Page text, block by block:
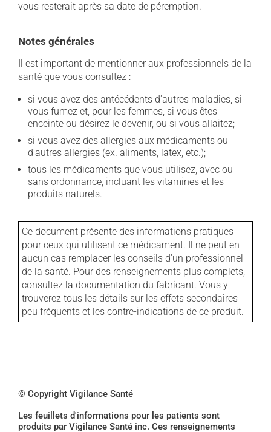
vous resterait après sa date de péremption.
Notes générales
Il est important de mentionner aux professionnels de la
santé que vous consultez :
si vous avez des antécédents d'autres maladies, si
vous fumez et, pour les femmes, si vous êtes
enceinte ou désirez le devenir, ou si vous allaitez;
si vous avez des allergies aux médicaments ou
d'autres allergies (ex. aliments, latex, etc.);
tous les médicaments que vous utilisez, avec ou
sans ordonnance, incluant les vitamines et les
produits naturels.
Ce document présente des informations pratiques
pour ceux qui utilisent ce médicament. Il ne peut en
aucun cas remplacer les conseils d'un professionnel
de la santé. Pour des renseignements plus complets,
consultez la documentation du fabricant. Vous y
trouverez tous les détails sur les effets secondaires
peu fréquents et les contre-indications de ce produit.
© Copyright Vigilance Santé
Les feuillets d'informations pour les patients sont
produits par Vigilance Santé inc. Ces renseignements